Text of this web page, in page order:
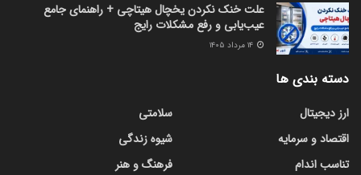
علت خنک نکردن یخچال هیتاچی + راهنمای جامع
عیب‌یابی و رفع مشکلات رایج
دسته بندی ها
ارز دیجیتال
اقتصاد و سرمایه
تناسب اندام
سلامتی
شیوه زندگی
فرهنگ و هنر